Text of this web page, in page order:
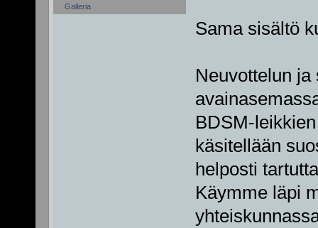
Galleria
Sama sisältö
Neuvottelun ja
BDSM-
käsitellään
helposti
Käymme läpi